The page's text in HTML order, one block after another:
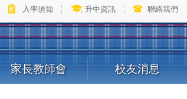
入學須知 升中資訊 聯絡我們
家長教師會 校友消息